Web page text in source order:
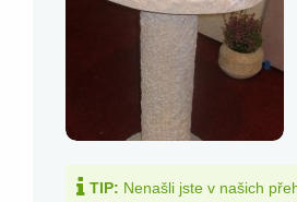
TIP: Nenašli jste v našich